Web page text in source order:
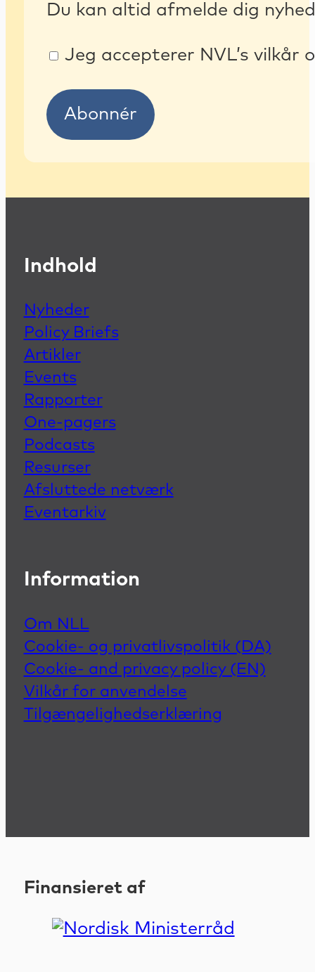
Du kan altid afmelde dig
Jeg accepterer NVL’s vilkår
Abonnér
Indhold
Nyheder
Policy Briefs
Artikler
Events
Rapporter
One-pagers
Podcasts
Resurser
Afsluttede netværk
Eventarkiv
Information
Om NLL
Cookie- og privatlivspolitik (DA)
Cookie- and privacy policy (EN)
Vilkår for anvendelse
Tilgængelighedserklæring
Finansieret af